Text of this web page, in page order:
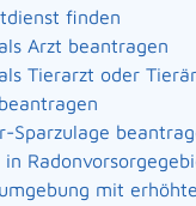
finden
Arzt beantragen
Tierarzt oder
Sparzulage
mit